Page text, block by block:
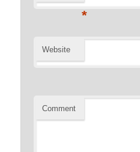
*
Website
Comment